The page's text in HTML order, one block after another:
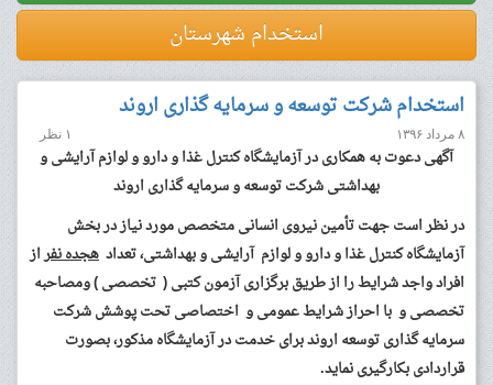
استخدام شهرستان
استخدام شرکت توسعه و سرمایه گذاری اروند
۸ مرداد ۱۳۹۶ ۱ نظر
آگهی دعوت به همکاری در آزمایشگاه کنترل غذا و دارو و لوازم آرایشی و
بهداشتی شرکت توسعه و سرمایه گذاری اروند
در نظر است جهت تأمین نیروی انسانی متخصص مورد نیاز در بخش
آزمایشگاه کنترل غذا و دارو و لوازم آرایشی و بهداشتی، تعداد هجده نفراز
افراد واجد شرایط را از طریق برگزاری آزمون کتبی ( تخصصی ) ومصاحبه
تخصصی و با احراز شرایط عمومی و اختصاصی تحت پوشش شرکت
سرمایه گذاری توسعه اروند برای خدمت در آزمایشگاه مذکور، بصورت
قراردادی بکارگیری نماید.